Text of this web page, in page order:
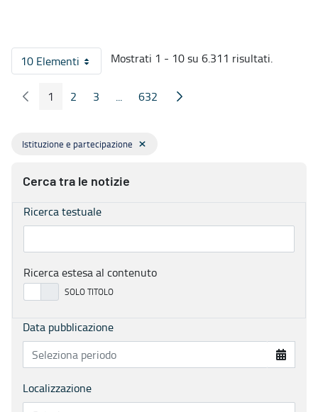
10 ElementiPer pagina
Mostrati 1 - 10 su 6.311 risultati.
Pagina Precedente
Pagina
1 Pagina
2 Pagina
3 ...
Pagine intermedie
Pagina
632 Pagina Seguente
Istituzione e partecipazione
Cerca tra le notizie
Ricerca testuale
Ricerca estesa al contenuto
Data pubblicazione
Localizzazione